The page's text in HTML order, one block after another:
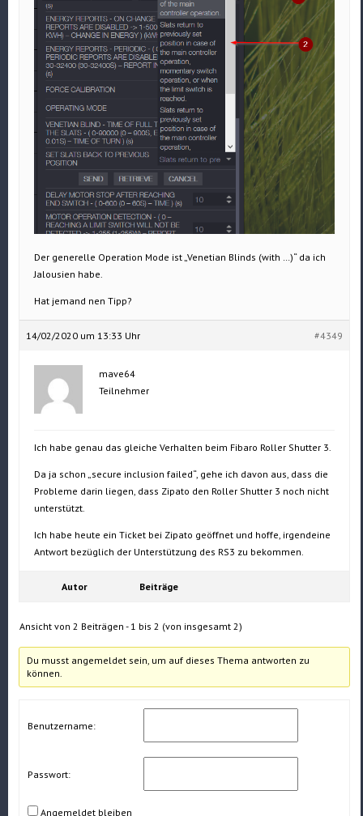
Der generelle Operation Mode ist „Venetian Blinds (with …)“ da ich
Jalousien habe.
Hat jemand nen Tipp?
14/02/2020 um 13:33 Uhr #4349
mave64
Teilnehmer
Ich habe genau das gleiche Verhalten beim Fibaro Roller Shutter 3.
Da ja schon „secure inclusion failed“, gehe ich davon aus, dass die
Probleme darin liegen, dass Zipato den Roller Shutter 3 noch nicht
unterstützt.
Ich habe heute ein Ticket bei Zipato geöffnet und hoffe, irgendeine
Antwort bezüglich der Unterstützung des RS3 zu bekommen.
Autor Beiträge
Ansicht von 2 Beiträgen - 1 bis 2 (von insgesamt 2)
Du musst angemeldet sein, um auf dieses Thema antworten zu
können.
Benutzername:
Passwort:
Angemeldet bleiben